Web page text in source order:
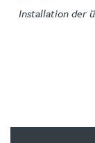
Installation der